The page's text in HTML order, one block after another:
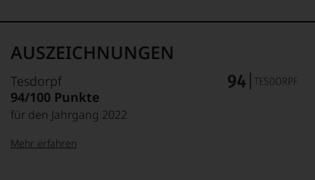
AUSZEICHNUNGEN
Tesdorpf
94/100 Punkte
für den Jahrgang 2022
Mehr erfahren